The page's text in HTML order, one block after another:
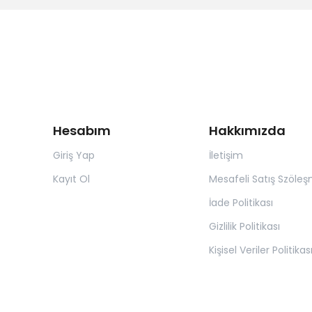
Hesabım
Giriş Yap
Kayıt Ol
Hakkımızda
İletişim
Mesafeli Satış
İade Politikası
Gizlilik Politikası
Kişisel Veriler Politikası